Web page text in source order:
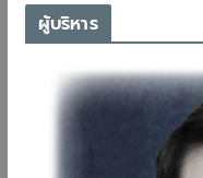
ผู้บริหาร